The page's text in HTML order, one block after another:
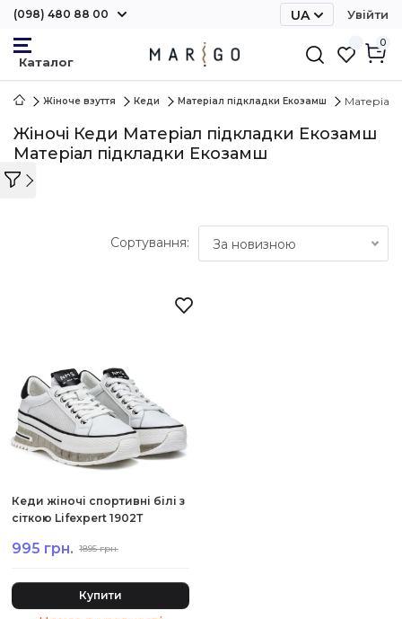
(098) 480 88 00
UA
Увійти
0
Жіноче взуття Кеди Матеріал підкладки Екозамш Матеріал
Жіночі Кеди Матеріал підкладки Екозамш
Матеріал підкладки Екозамш
Сортування: За новизною
Кеди жіночі спортивні білі з
сіткою Lifexpert 1902Т
995 грн. 1895 грн.
Купити